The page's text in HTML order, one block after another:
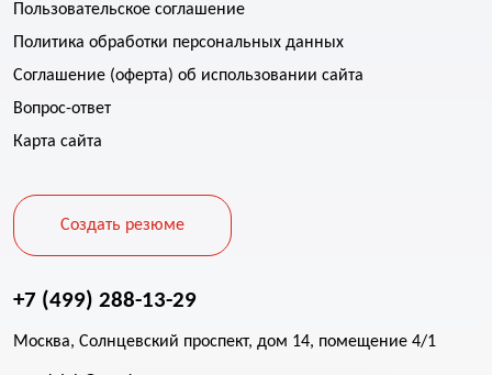
Пользовательское соглашение
Политика обработки персональных данных
Соглашение (оферта) об использовании сайта
Вопрос-ответ
Карта сайта
Создать резюме
+7 (499) 288-13-29
Москва, Солнцевский проспект, дом 14, помещение 4/1